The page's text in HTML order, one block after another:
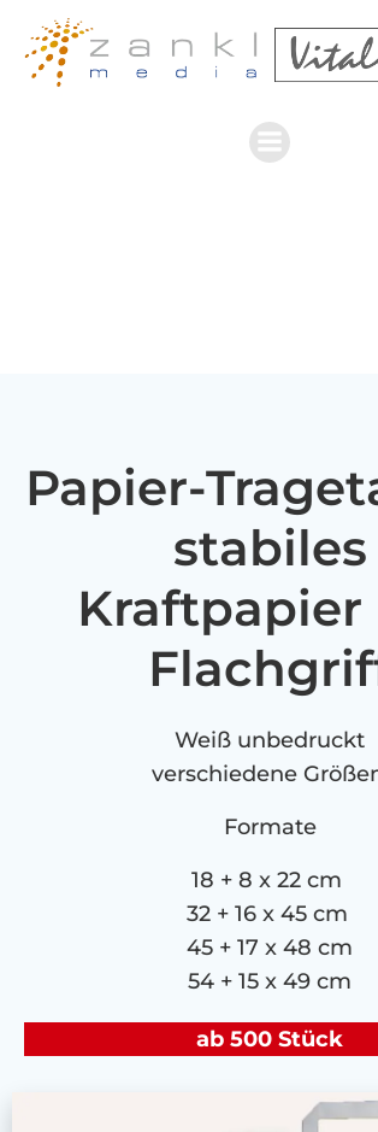
Inhalt
springen
Papier-
stabiles
Weiß unbedruckt
verschiedene
Formate
18 + 8 x 22 cm
32 + 16 x 45 cm
45 + 17 x 48 cm
54 + 15 x 49 cm
ab 500 Stück